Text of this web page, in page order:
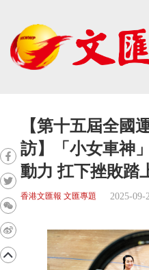
【第十五屆全國
訪】「小女車神
動力 扛下挫敗踏
香港文匯報 文匯專題 2025-09-